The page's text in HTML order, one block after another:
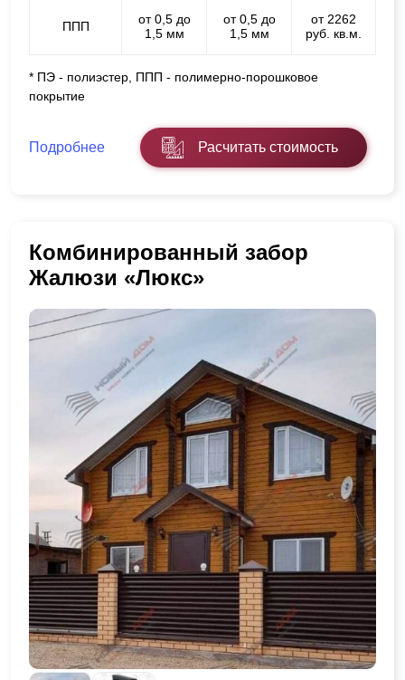
ППП
от 0,5 до
1,5 мм
от 0,5 до
1,5 мм
от 2262
руб. кв.м.
* ПЭ - полиэстер, ППП - полимерно-порошковое
покрытие
Подробнее Расчитать стоимость
Комбинированный забор
Жалюзи «Люкс»